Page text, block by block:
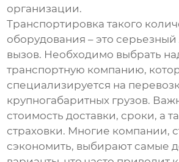
организации.
Транспортировка такого
оборудования – это
вызов. Необходимо выбрать
транспортную компанию,
специализируется на
крупногабаритных грузов.
стоимость доставки, сроки, а
страховки. Многие компании,
сэкономить, выбирают самые